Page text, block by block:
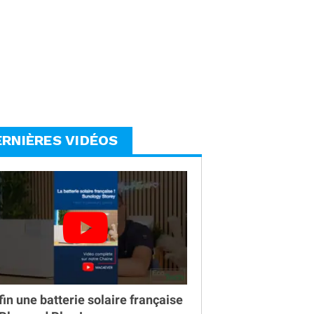
VIDÉOS
une batterie solaire française